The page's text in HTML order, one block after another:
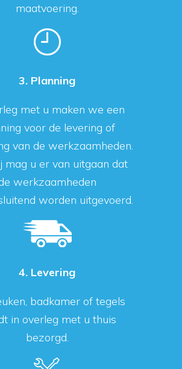
maatvoering.
3. Planning
met u maken we een
voor de levering of
van de werkzaamheden.
mag u er van uitgaan dat
werkzaamheden
worden uitgevoerd.
4. Levering
badkamer of tegels
in overleg met u thuis
bezorgd.